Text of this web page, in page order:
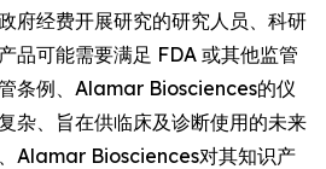
府经费开展研究的研究人员、科研
品可能需要满足 FDA 或其他监管
条例、Alamar Biosciences的仪
杂、旨在供临床及诊断使用的未来
Alamar Biosciences对其知识产